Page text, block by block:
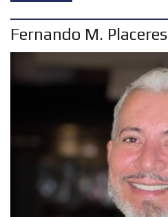
Fernando M. Placeres